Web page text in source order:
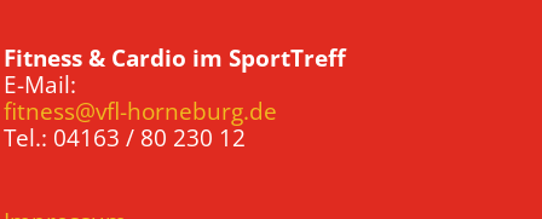
Fitness & Cardio im SportTreff
E-Mail:
fitness@vfl-horneburg.de
Tel.: 04163 / 80 230 12